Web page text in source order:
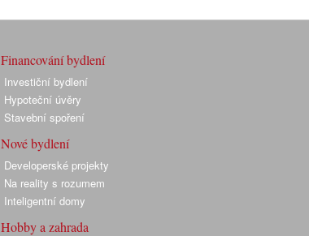
Financování bydlení
Investiční bydlení
Hypoteční úvěry
Stavební spoření
Nové bydlení
Developerské projekty
Na reality s rozumem
Inteligentní domy
Hobby a zahrada